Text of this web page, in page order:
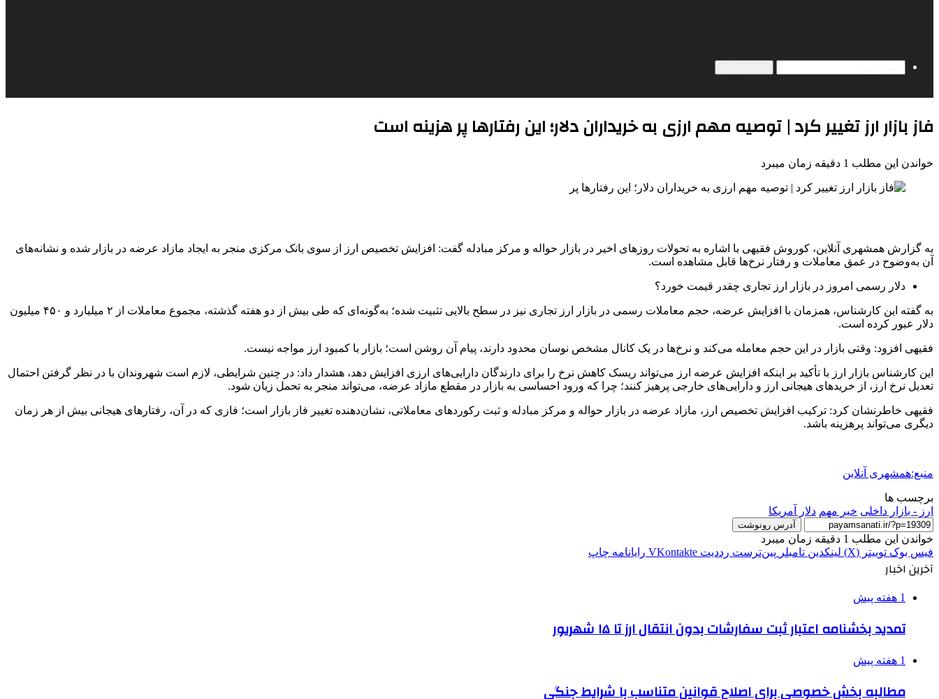
فاز بازار ارز تغییر کرد | توصیه مهم ارزی به خریداران دلار؛ این رفتارها پر هزینه است
خواندن این مطلب 1 دقیقه زمان میبرد
به گزارش همشهری آنلاین، کوروش فقیهی با اشاره به تحولات روزهای اخیر در بازار حواله و مرکز مبادله گفت: افزایش تخصیص ارز از سوی بانک مرکزی منجر به ایجاد مازاد عرضه در بازار شده و نشانه‌های
آن به‌وضوح در عمق معاملات و رفتار نرخ‌ها قابل مشاهده است.
دلار رسمی امروز در بازار ارز تجاری چقدر قیمت خورد؟
به گفته این کارشناس، همزمان با افزایش عرضه، حجم معاملات رسمی در بازار ارز تجاری نیز در سطح بالایی تثبیت شده؛ به‌گونه‌ای که طی بیش از دو هفته گذشته، مجموع معاملات از ۲ میلیارد و ۴۵۰ میلیون
دلار عبور کرده است.
فقیهی افزود: وقتی بازار در این حجم معامله می‌کند و نرخ‌ها در یک کانال مشخص نوسان محدود دارند، پیام آن روشن است؛ بازار با کمبود ارز مواجه نیست.
این کارشناس بازار ارز با تأکید بر اینکه افزایش عرضه ارز می‌تواند ریسک کاهش نرخ را برای دارندگان دارایی‌های ارزی افزایش دهد، هشدار داد: در چنین شرایطی، لازم است شهروندان با در نظر گرفتن احتمال
تعدیل نرخ ارز، از خریدهای هیجانی ارز و دارایی‌های خارجی پرهیز کنند؛ چرا که ورود احساسی به بازار در مقطع مازاد عرضه، می‌تواند منجر به تحمل زیان شود.
فقیهی خاطرنشان کرد: ترکیب افزایش تخصیص ارز، مازاد عرضه در بازار حواله و مرکز مبادله و ثبت رکوردهای معاملاتی، نشان‌دهنده تغییر فاز بازار است؛ فازی که در آن، رفتارهای هیجانی بیش از هر زمان
دیگری می‌تواند پرهزینه باشد.
منبع:همشهری آنلاین
برچسب ها
ارز - بازار داخلی خبر مهم دلار آمريكا
آدرس رونوشت
خواندن این مطلب 1 دقیقه زمان میبرد
فیس بوک توییتر (X) لینکدین ‫تامبلر ‫پین‌ترست ‫رددیت ‫VKontakte رایانامه چاپ
آخرین اخبار
1 هفته پیش
تمدید بخشنامه اعتبار ثبت سفارشات بدون انتقال ارز تا ۱۵ شهریور
1 هفته پیش
مطالبه بخش خصوصی برای اصلاح قوانین متناسب با شرایط جنگی